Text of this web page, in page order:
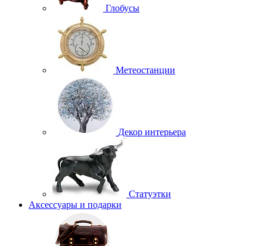
Глобусы
Метеостанции
Декор интерьера
Статуэтки
Аксессуары и подарки